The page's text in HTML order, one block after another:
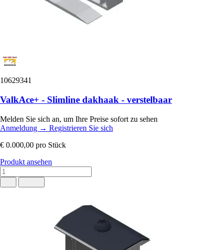
10629341
ValkAce+ - Slimline dakhaak - verstelbaar
Melden Sie sich an, um Ihre Preise sofort zu sehen
Anmeldung → Registrieren Sie sich
€ 0.000,00 pro Stück
Produkt ansehen